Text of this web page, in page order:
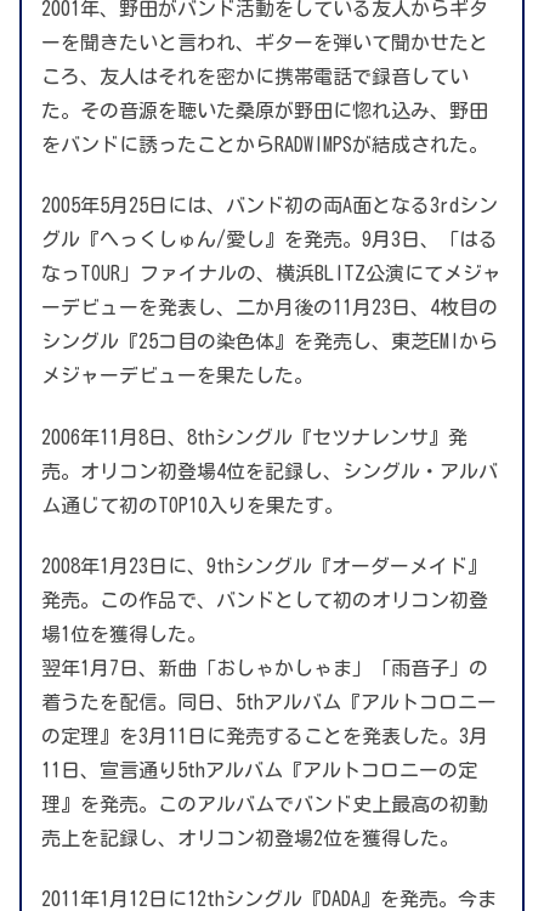
2001年、野田がバンド活動をしている友人からギタ
ーを聞きたいと言われ、ギターを弾いて聞かせたと
ころ、友人はそれを密かに携帯電話で録音してい
た。その音源を聴いた桑原が野田に惚れ込み、野田
をバンドに誘ったことからRADWIMPSが結成された。
2005年5月25日には、バンド初の両A面となる3rdシン
グル『へっくしゅん/愛し』を発売。9月3日、「はる
なっTOUR」ファイナルの、横浜BLITZ公演にてメジャ
ーデビューを発表し、二か月後の11月23日、4枚目の
シングル『25コ目の染色体』を発売し、東芝EMIから
メジャーデビューを果たした。
2006年11月8日、8thシングル『セツナレンサ』発
売。オリコン初登場4位を記録し、シングル・アルバ
ム通じて初のTOP10入りを果たす。
2008年1月23日に、9thシングル『オーダーメイド』
発売。この作品で、バンドとして初のオリコン初登
場1位を獲得した。
翌年1月7日、新曲「おしゃかしゃま」「雨音子」の
着うたを配信。同日、5thアルバム『アルトコロニー
の定理』を3月11日に発売することを発表した。3月
11日、宣言通り5thアルバム『アルトコロニーの定
理』を発売。このアルバムでバンド史上最高の初動
売上を記録し、オリコン初登場2位を獲得した。
2011年1月12日に12thシングル『DADA』を発売。今ま